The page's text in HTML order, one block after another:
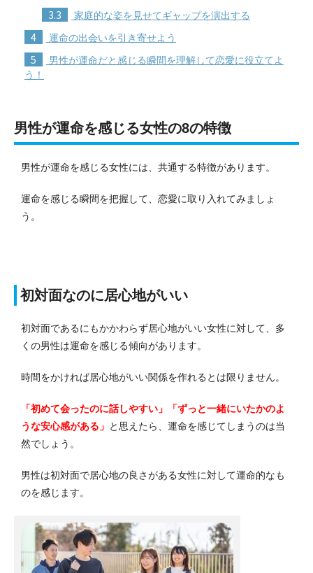
3.3 家庭的な姿を見せてギャップを演出する
4 運命の出会いを引き寄せよう
5
男性が運命だと感じる瞬間を理解して恋愛に役立てよ
う！
男性が運命を感じる女性の8の特徴
男性が運命を感じる女性には、共通する特徴があります。
運命を感じる瞬間を把握して、恋愛に取り入れてみましょ
う。
初対面なのに居心地がいい
初対面であるにもかかわらず居心地がいい女性に対して、多
くの男性は運命を感じる傾向があります。
時間をかければ居心地がいい関係を作れるとは限りません。
「初めて会ったのに話しやすい」「ずっと一緒にいたかのよ
うな安心感がある」 と思えたら、運命を感じてしまうのは当
然でしょう。
男性は初対面で居心地の良さがある女性に対して運命的なも
のを感じます。